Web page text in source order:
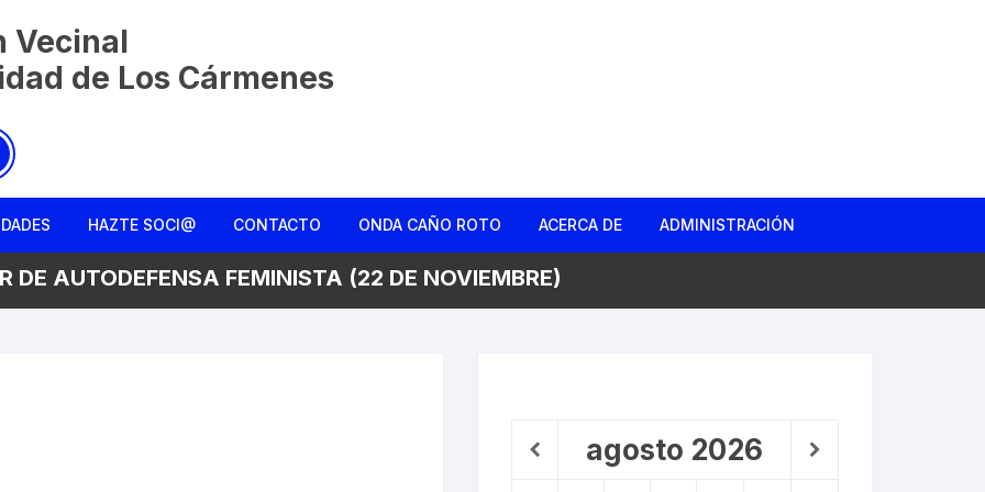
Vecinal
de Los Cármenes
HAZTE SOCI@ CONTACTO ONDA CAÑO ROTO
Charla entre amigas
ACERCA DE ADMINISTRACIÓN
DE AUTODEFENSA FEMINISTA (22 DE NOVIEMBRE)
agosto 2026